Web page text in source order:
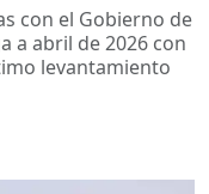
con el Gobierno de
a abril de 2026 con
levantamiento